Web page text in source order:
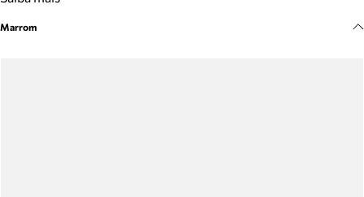
Marrom